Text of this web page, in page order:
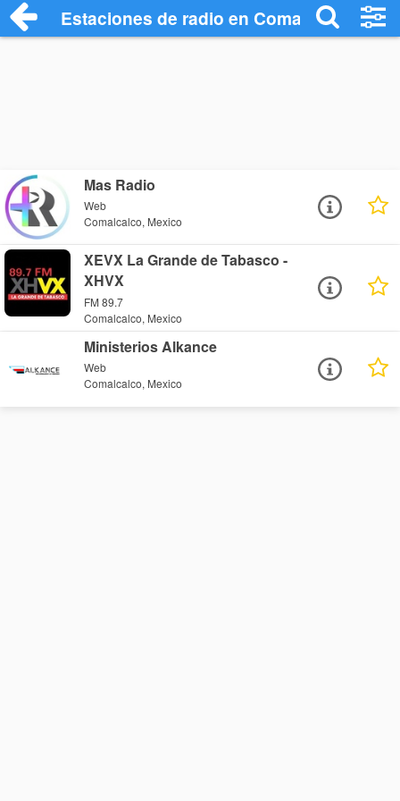
Estaciones de radio en Comalcalco -
Mas Radio
Web
Comalcalco, Mexico
XEVX La Grande de Tabasco -
XHVX
FM 89.7
Comalcalco, Mexico
Ministerios Alkance
Web
Comalcalco, Mexico